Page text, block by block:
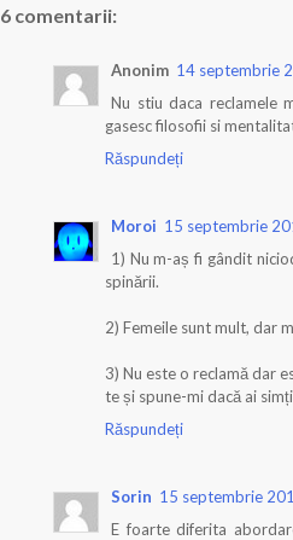
6 comentarii:
Anonim 14 septembrie
Nu stiu daca reclamele
gasesc filosofii si
Răspundeți
Moroi 15 septembrie
1) Nu m-aș fi gândit
spinării.
2) Femeile sunt mult, dar
3) Nu este o reclamă dar
te și spune-mi dacă ai
Răspundeți
Sorin 15 septembrie
E foarte diferita